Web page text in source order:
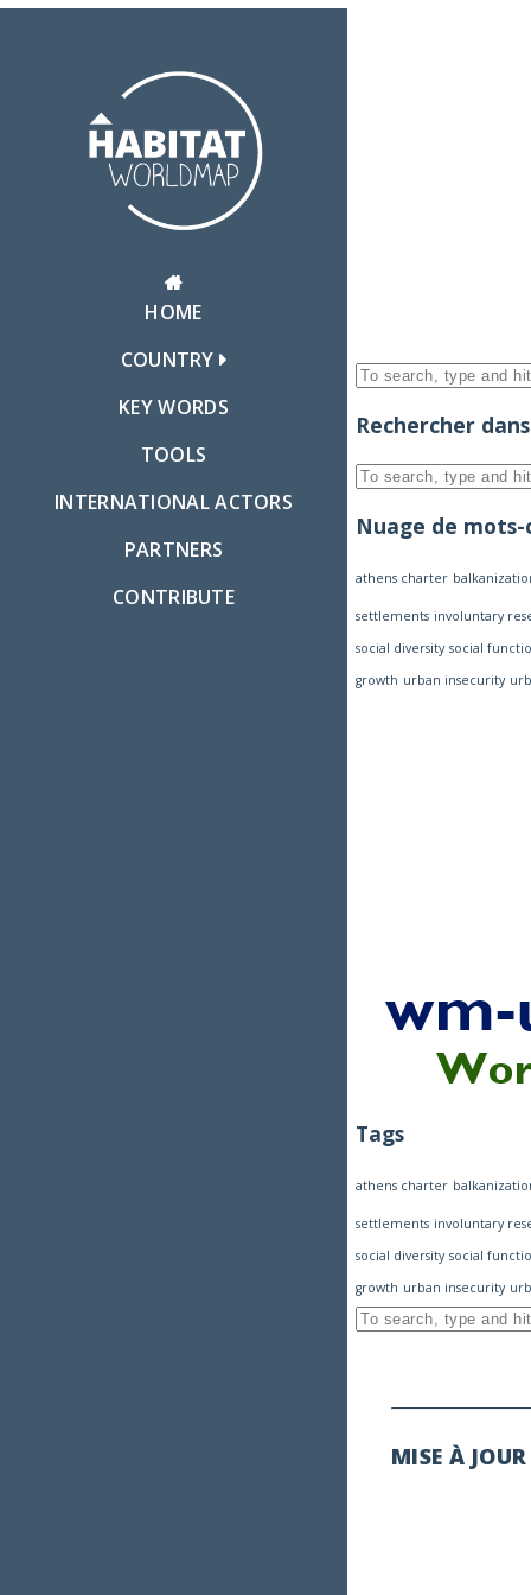
HOME
COUNTRY
KEY WORDS
TOOLS
INTERNATIONAL ACTORS
PARTNERS
CONTRIBUTE
Rechercher
Nuage de mots-
athens charter
settlements involuntary
social diversity social
growth urban insecurity
Tags
athens charter
settlements involuntary
social diversity social
growth urban insecurity
MISE À